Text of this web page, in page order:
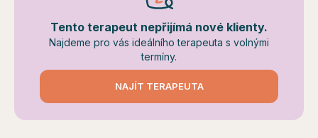
Tento terapeut nepřijímá nové klienty.
Najdeme pro vás ideálního terapeuta s volnými
termíny.
NAJÍT TERAPEUTA